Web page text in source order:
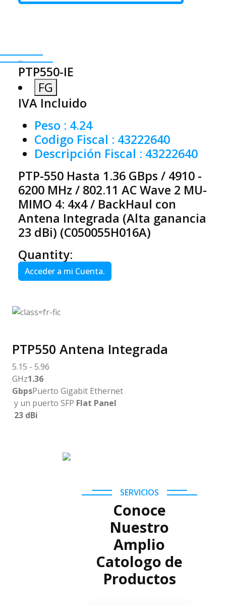
...
PTP550-IE
FG
IVA Incluido
Peso : 4.24
Codigo Fiscal : 43222640
Descripción Fiscal : 43222640
PTP-550 Hasta 1.36 GBps / 4910 -
6200 MHz / 802.11 AC Wave 2 MU-
MIMO 4: 4x4 / BackHaul con
Antena Integrada (Alta ganancia
23 dBi) (C050055H016A)
Quantity:
Acceder a mi Cuenta.
PTP550 Antena Integrada
5.15 - 5.96
GHz1.36
GbpsPuerto Gigabit Ethernet
y un puerto SFP Flat Panel
23 dBi
SERVICIOS
Conoce
Nuestro
Amplio
Catologo de
Productos